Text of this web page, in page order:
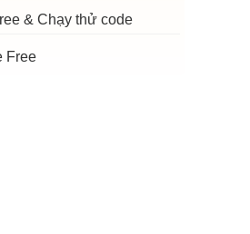
& Chạy thử code
Free